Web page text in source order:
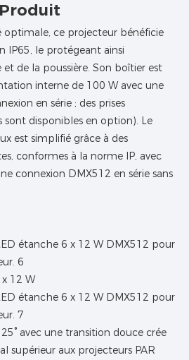
ce projecteur bénéficie
IP65, le protégeant ainsi
de la poussière. Son boîtier est
interne de 100 W avec une
en série ; des prises
disponibles en option). Le
est simplifié grâce à des
conformes à la norme IP, avec
connexion DMX512 en série sans
12 W
avec une transition douce crée
supérieur aux projecteurs PAR